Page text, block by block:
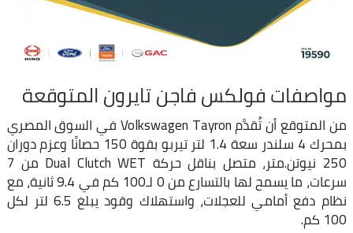
مواصفات فولكس فاجن تايرون المتوقعة
من المتوقع أن تُقدَّم Volkswagen Tayron في السوق المصري
بمحرك 4 سلندر سعة 1.4 لتر تيربو بقوة 150 حصانًا وعزم دوران
250 نيوتن.متر، متصل بناقل حركة Dual Clutch WET من 7
سرعات، ما يسمح لها بالتسارع من 0 لـ100 كم في 9.4 ثانية، مع
نظام دفع أمامي للعجلات، واستهلاك وقود يبلغ 6.5 لتر لكل
100 كم.